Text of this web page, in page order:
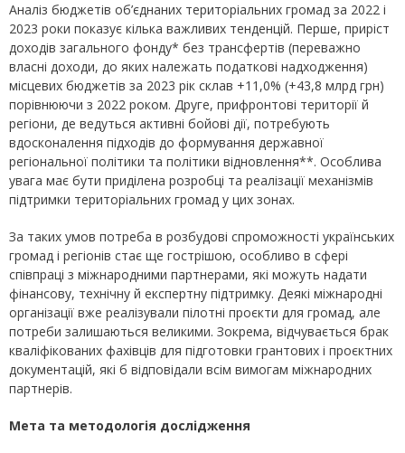
Аналіз бюджетів об’єднаних територіальних громад за 2022 і
2023 роки показує кілька важливих тенденцій. Перше, приріст
доходів загального фонду* без трансфертів (переважно
власні доходи, до яких належать податкові надходження)
місцевих бюджетів за 2023 рік склав +11,0% (+43,8 млрд грн)
порівнюючи з 2022 роком. Друге, прифронтові території й
регіони, де ведуться активні бойові дії, потребують
вдосконалення підходів до формування державної
регіональної політики та політики відновлення**. Особлива
увага має бути приділена розробці та реалізації механізмів
підтримки територіальних громад у цих зонах.
За таких умов потреба в розбудові спроможності українських
громад і регіонів стає ще гострішою, особливо в сфері
співпраці з міжнародними партнерами, які можуть надати
фінансову, технічну й експертну підтримку. Деякі міжнародні
організації вже реалізували пілотні проєкти для громад, але
потреби залишаються великими. Зокрема, відчувається брак
кваліфікованих фахівців для підготовки грантових і проєктних
документацій, які б відповідали всім вимогам міжнародних
партнерів.
Мета та методологія дослідження